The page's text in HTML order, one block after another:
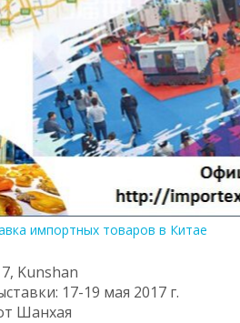
импортных товаров в Китае
Kunshan
17-19 мая 2017 г.
Шанхая